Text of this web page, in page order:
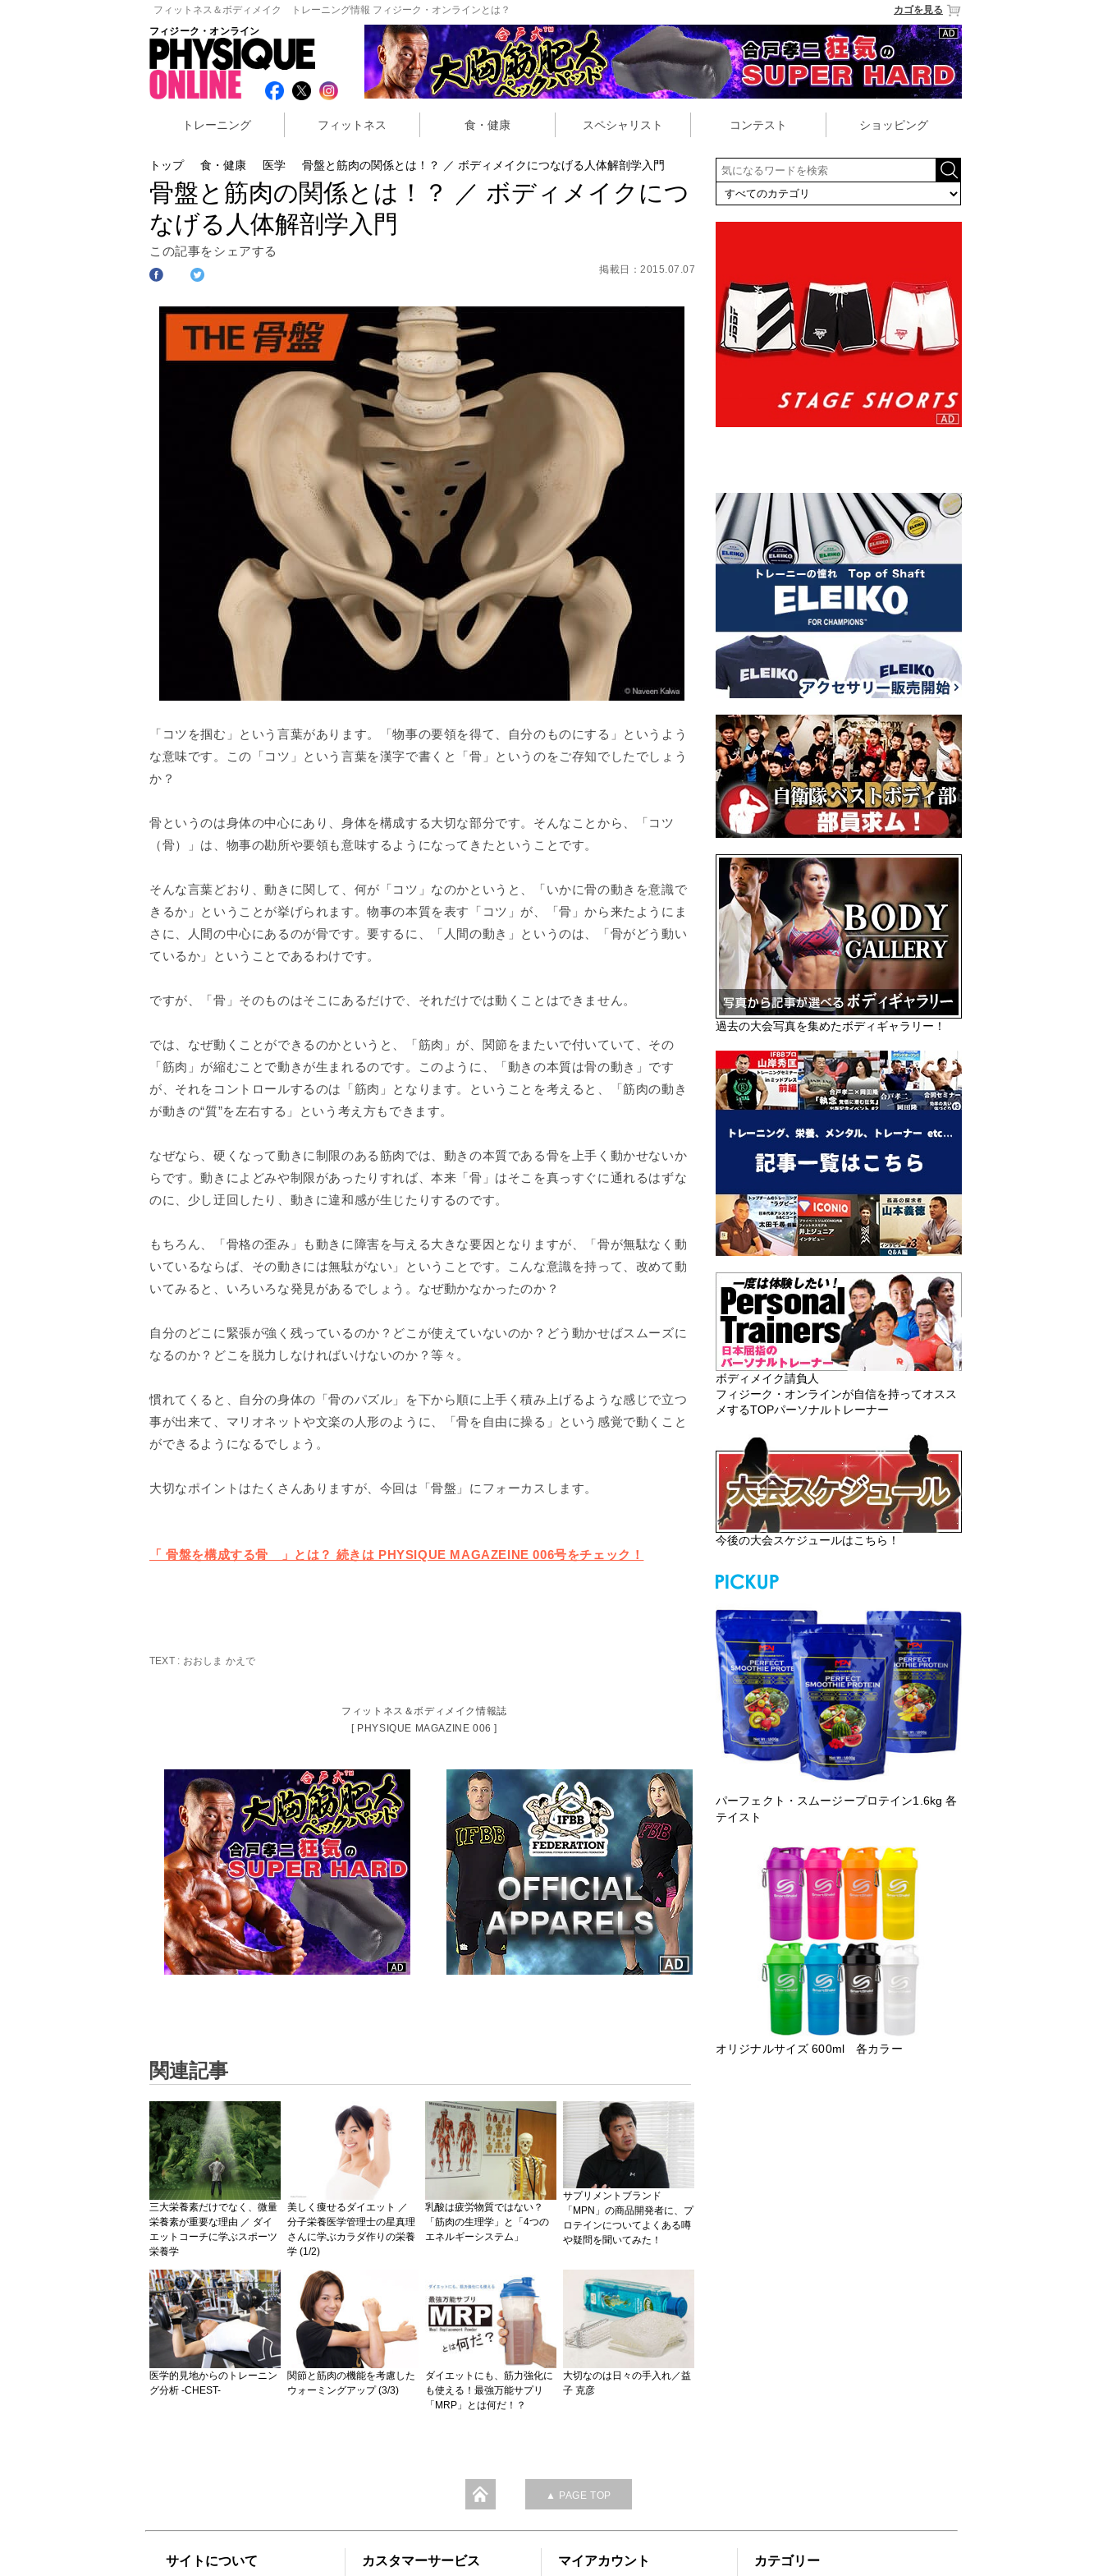
フィットネス＆ボディメイク トレーニング情報 フィジーク・オンラインとは？
カゴを見る
フィジーク・オンライン
トレーニング フィットネス 食・健康 スペシャリスト コンテスト ショッピング
過去の大会写真を集めたボディギャラリー！
ボディメイク請負人
フィジーク・オンラインが自信を持ってオスス
メするTOPパーソナルトレーナー
今後の大会スケジュールはこちら！
パーフェクト・スムージープロテイン1.6kg 各
テイスト
オリジナルサイズ 600ml 各カラー
トップ 食・健康 医学 骨盤と筋肉の関係とは！？ ／ ボディメイクにつなげる人体解剖学入門
骨盤と筋肉の関係とは！？ ／ ボディメイクにつ
なげる人体解剖学入門
この記事をシェアする
掲載日：2015.07.07
「コツを掴む」という言葉があります。「物事の要領を得て、自分のものにする」というよう
な意味です。この「コツ」という言葉を漢字で書くと「骨」というのをご存知でしたでしょう
か？
骨というのは身体の中心にあり、身体を構成する大切な部分です。そんなことから、「コツ
（骨）」は、物事の勘所や要領も意味するようになってきたということです。
そんな言葉どおり、動きに関して、何が「コツ」なのかというと、「いかに骨の動きを意識で
きるか」ということが挙げられます。物事の本質を表す「コツ」が、「骨」から来たようにま
さに、人間の中心にあるのが骨です。要するに、「人間の動き」というのは、「骨がどう動い
ているか」ということであるわけです。
ですが、「骨」そのものはそこにあるだけで、それだけでは動くことはできません。
では、なぜ動くことができるのかというと、「筋肉」が、関節をまたいで付いていて、その
「筋肉」が縮むことで動きが生まれるのです。このように、「動きの本質は骨の動き」です
が、それをコントロールするのは「筋肉」となります。ということを考えると、「筋肉の動き
が動きの“質”を左右する」という考え方もできます。
なぜなら、硬くなって動きに制限のある筋肉では、動きの本質である骨を上手く動かせないか
らです。動きによどみや制限があったりすれば、本来「骨」はそこを真っすぐに通れるはずな
のに、少し迂回したり、動きに違和感が生じたりするのです。
もちろん、「骨格の歪み」も動きに障害を与える大きな要因となりますが、「骨が無駄なく動
いているならば、その動きには無駄がない」ということです。こんな意識を持って、改めて動
いてみると、いろいろな発見があるでしょう。なぜ動かなかったのか？
自分のどこに緊張が強く残っているのか？どこが使えていないのか？どう動かせばスムーズに
なるのか？どこを脱力しなければいけないのか？等々。
慣れてくると、自分の身体の「骨のパズル」を下から順に上手く積み上げるような感じで立つ
事が出来て、マリオネットや文楽の人形のように、「骨を自由に操る」という感覚で動くこと
ができるようになるでしょう。
大切なポイントはたくさんありますが、今回は「骨盤」にフォーカスします。
「 骨盤を構成する骨 」とは？ 続きは PHYSIQUE MAGAZEINE 006号をチェック！
TEXT : おおしま かえで
フィットネス＆ボディメイク情報誌
[ PHYSIQUE MAGAZINE 006 ]
関連記事
三大栄養素だけでなく、微量
栄養素が重要な理由 ／ ダイ
エットコーチに学ぶスポーツ
栄養学
美しく痩せるダイエット ／
分子栄養医学管理士の星真理
さんに学ぶカラダ作りの栄養
学 (1/2)
乳酸は疲労物質ではない？
「筋肉の生理学」と「4つの
エネルギーシステム」
サプリメントブランド
「MPN」の商品開発者に、プ
ロテインについてよくある噂
や疑問を聞いてみた！
医学的見地からのトレーニン
グ分析 -CHEST-
関節と筋肉の機能を考慮した
ウォーミングアップ (3/3)
ダイエットにも、筋力強化に
も使える！最強万能サプリ
「MRP」とは何だ！？
大切なのは日々の手入れ／益
子 克彦
▲ PAGE TOP
サイトについて カスタマーサービス マイアカウント カテゴリー